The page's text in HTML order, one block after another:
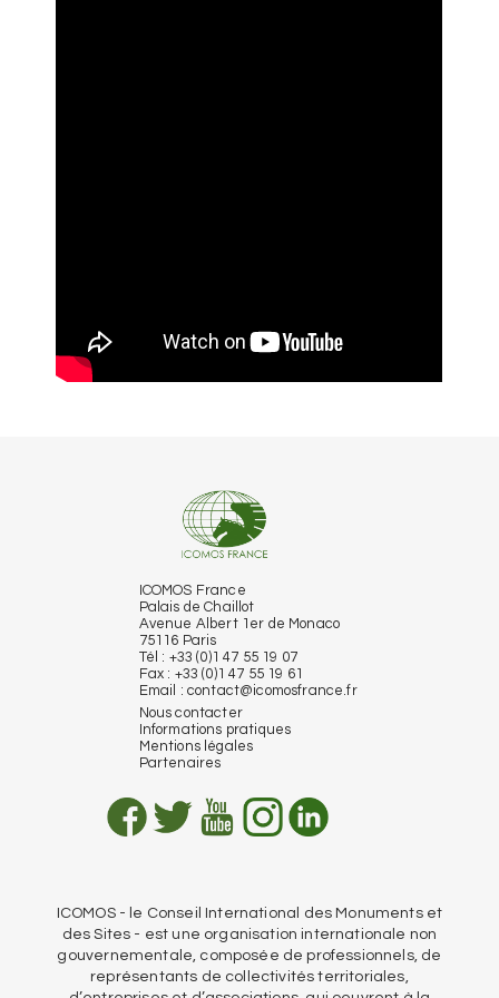
ICOMOS France
Palais de Chaillot
Avenue Albert 1er de Monaco
75116 Paris
Tél : +33 (0)1 47 55 19 07
Fax : +33 (0)1 47 55 19 61
Email : contact@icomosfrance.fr
Nous contacter
Informations pratiques
Mentions légales
Partenaires
ICOMOS - le Conseil International des Monuments et
des Sites - est une organisation internationale non
gouvernementale, composée de professionnels, de
représentants de collectivités territoriales,